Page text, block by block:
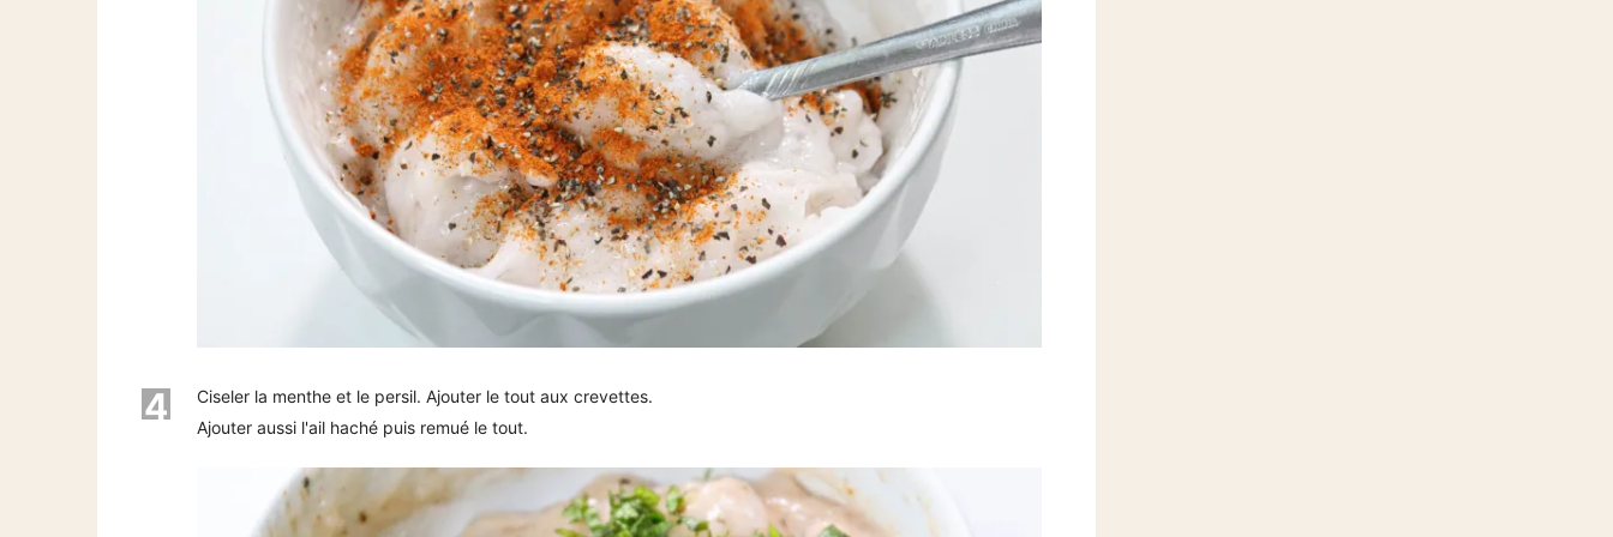
4
Ciseler la menthe et le persil. Ajouter le tout aux crevettes.
Ajouter aussi l'ail haché puis remué le tout.